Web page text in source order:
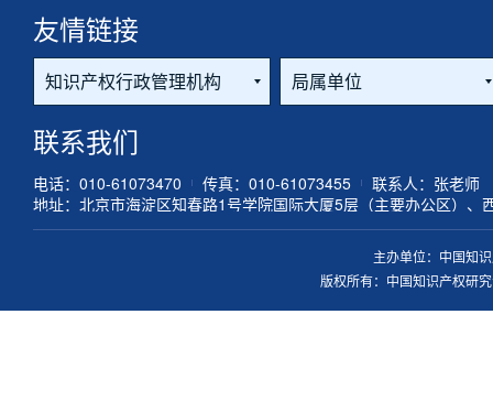
友情链接
联系我们
电话：010-61073470 传真：010-61073455
联系人：张老师
地址：北京市海淀区知春路1号学院国际大厦5层（主要办公区）、
主办单位：中国知
版权所有：中国知识产权研